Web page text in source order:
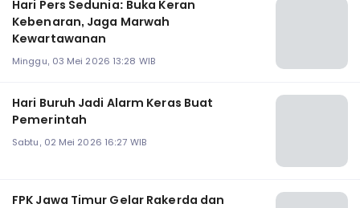
Hari Pers Sedunia: Buka Keran
Kebenaran, Jaga Marwah
Kewartawanan
Minggu, 03 Mei 2026 13:28 WIB
Hari Buruh Jadi Alarm Keras Buat
Pemerintah
Sabtu, 02 Mei 2026 16:27 WIB
FPK Jawa Timur Gelar Rakerda dan